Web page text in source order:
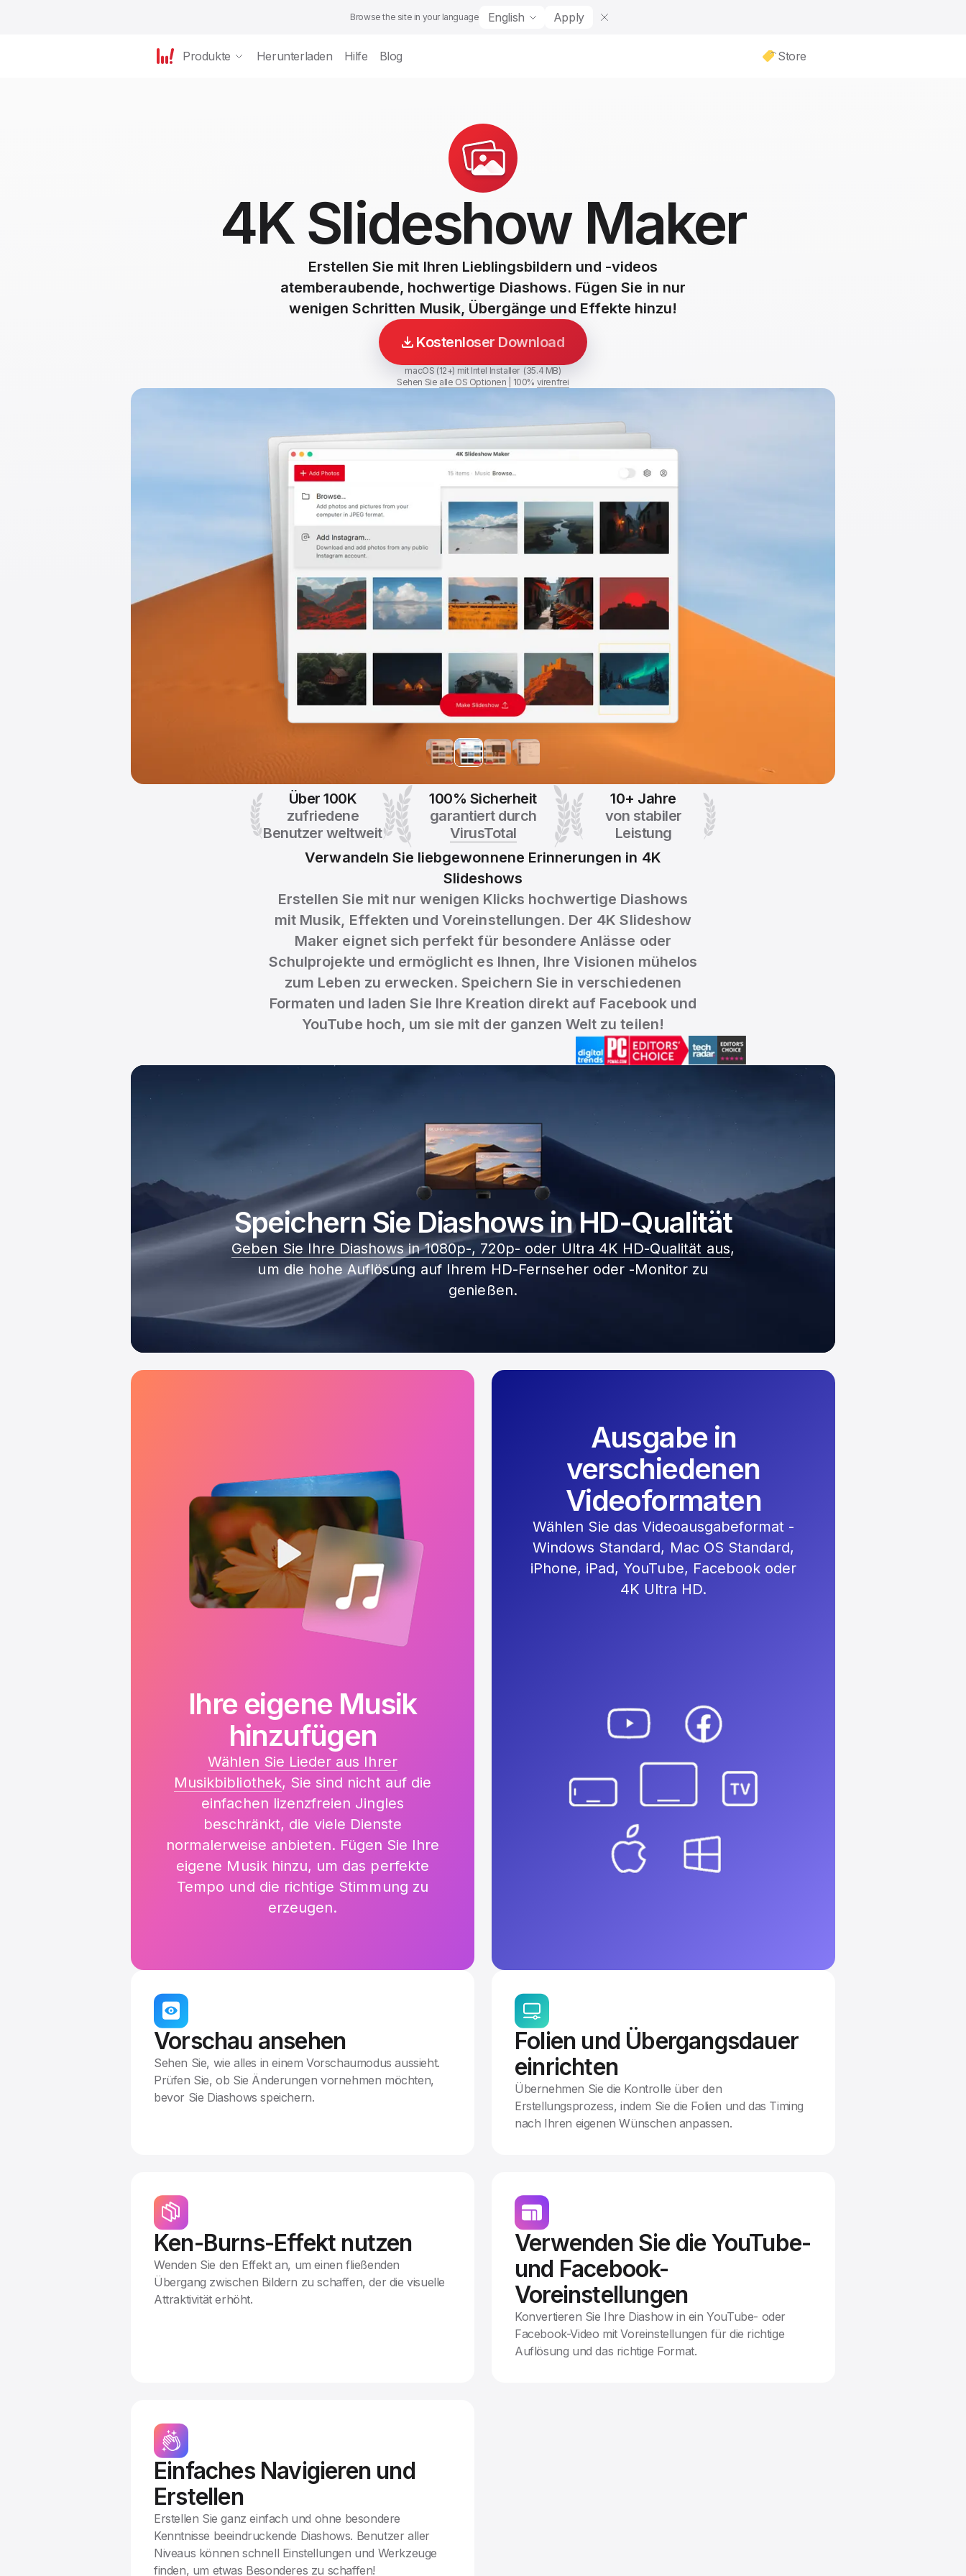
Browse the site in your language English Apply
Produkte Herunterladen Hilfe Blog Store
4K Slideshow Maker
Erstellen Sie mit Ihren Lieblingsbildern und -videos
atemberaubende, hochwertige Diashows. Fügen Sie in nur
wenigen Schritten Musik, Übergänge und Effekte hinzu!
Kostenloser Download
macOS (12+) mit Intel Installer (35.4 MB)
Sehen Sie alle OS Optionen 100% virenfrei
Über 100K
zufriedene
Benutzer weltweit
100% Sicherheit
garantiert durch
VirusTotal
10+ Jahre
von stabiler
Leistung
Verwandeln Sie liebgewonnene Erinnerungen in 4K
Slideshows
Erstellen Sie mit nur wenigen Klicks hochwertige Diashows
mit Musik, Effekten und Voreinstellungen. Der 4K Slideshow
Maker eignet sich perfekt für besondere Anlässe oder
Schulprojekte und ermöglicht es Ihnen, Ihre Visionen mühelos
zum Leben zu erwecken. Speichern Sie in verschiedenen
Formaten und laden Sie Ihre Kreation direkt auf Facebook und
YouTube hoch, um sie mit der ganzen Welt zu teilen!
Speichern Sie Diashows in HD-Qualität
Geben Sie Ihre Diashows in 1080p-, 720p- oder Ultra 4K HD-Qualität aus,
um die hohe Auflösung auf Ihrem HD-Fernseher oder -Monitor zu
genießen.
Ihre eigene Musik
hinzufügen
Wählen Sie Lieder aus Ihrer
Musikbibliothek, Sie sind nicht auf die
einfachen lizenzfreien Jingles
beschränkt, die viele Dienste
normalerweise anbieten. Fügen Sie Ihre
eigene Musik hinzu, um das perfekte
Tempo und die richtige Stimmung zu
erzeugen.
Ausgabe in
verschiedenen
Videoformaten
Wählen Sie das Videoausgabeformat -
Windows Standard, Mac OS Standard,
iPhone, iPad, YouTube, Facebook oder
4K Ultra HD.
Vorschau ansehen
Sehen Sie, wie alles in einem Vorschaumodus aussieht.
Prüfen Sie, ob Sie Änderungen vornehmen möchten,
bevor Sie Diashows speichern.
Folien und Übergangsdauer
einrichten
Übernehmen Sie die Kontrolle über den
Erstellungsprozess, indem Sie die Folien und das Timing
nach Ihren eigenen Wünschen anpassen.
Ken-Burns-Effekt nutzen
Wenden Sie den Effekt an, um einen fließenden
Übergang zwischen Bildern zu schaffen, der die visuelle
Attraktivität erhöht.
Verwenden Sie die YouTube-
und Facebook-
Voreinstellungen
Konvertieren Sie Ihre Diashow in ein YouTube- oder
Facebook-Video mit Voreinstellungen für die richtige
Auflösung und das richtige Format.
Einfaches Navigieren und
Erstellen
Erstellen Sie ganz einfach und ohne besondere
Kenntnisse beeindruckende Diashows. Benutzer aller
Niveaus können schnell Einstellungen und Werkzeuge
finden, um etwas Besonderes zu schaffen!